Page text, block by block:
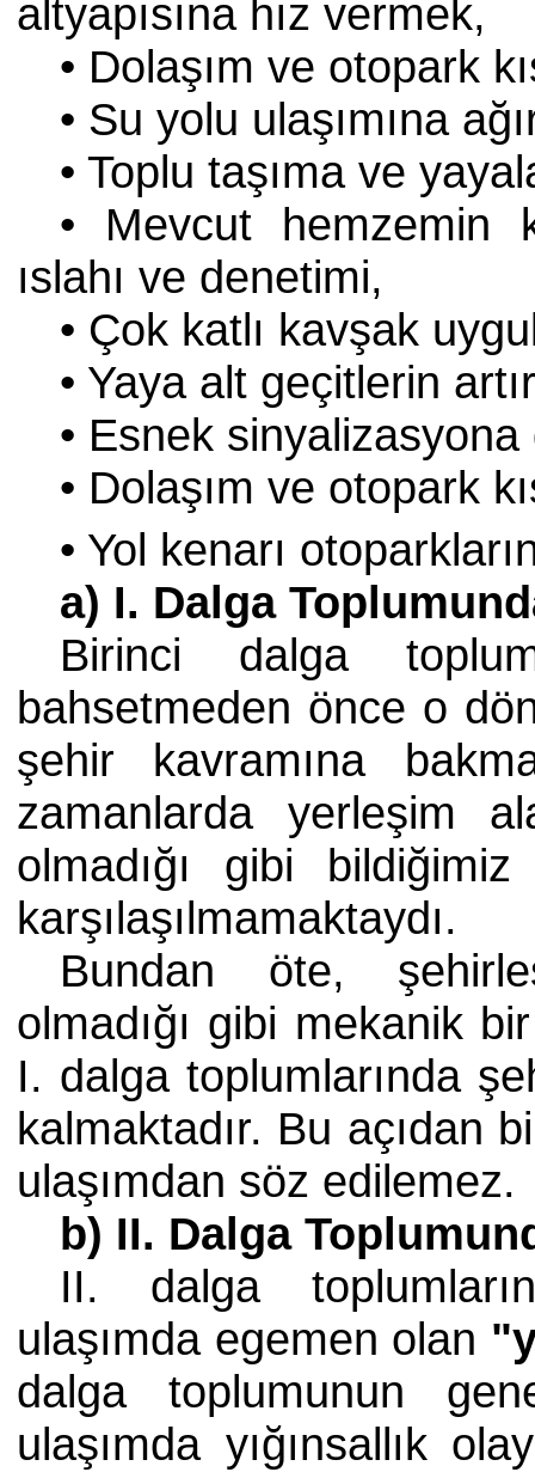
altyapısına hız vermek,
• Dolaşım ve otopark
• Su yolu ulaşımına
• Toplu taşıma ve
• Mevcut hemzemin
ıslahı ve denetimi,
• Çok katlı kavşak
• Yaya alt geçitlerin
• Esnek
• Dolaşım ve otopark
• Yol kenarı
a) I. Dalga
Birinci dalga
bahsetmeden önce o
şehir kavramına
zamanlarda yerleşim
olmadığı gibi
karşılaşılmamaktaydı.
Bundan öte,
olmadığı gibi mekanik
I. dalga toplumlarında
kalmaktadır. Bu açıdan
ulaşımdan söz edilemez.
b) II. Dalga
II. dalga
ulaşımda egemen olan
dalga toplumunun
ulaşımda yığınsallık